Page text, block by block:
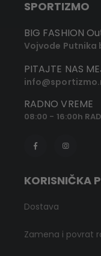
SPORTIZMO
BIG FASHION
Vojvode Putnika
PITAJTE NAS
RADNO VREME
08:00 - 16:00h
KORISNIČKA
Dostava
Zamena i povrat